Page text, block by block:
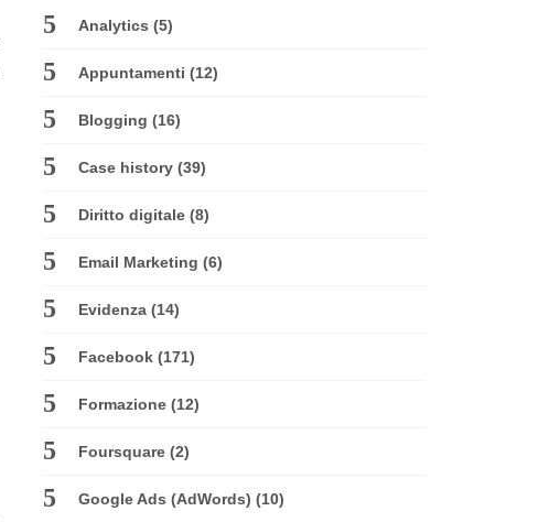
Analytics (5)
Appuntamenti (12)
Blogging (16)
Case history (39)
Diritto digitale (8)
Email Marketing (6)
Evidenza (14)
Facebook (171)
Formazione (12)
Foursquare (2)
Google Ads (AdWords) (10)